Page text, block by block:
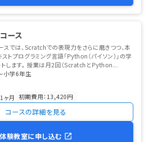
ース
スでは、Scratchでの表現力をさらに磨きつつ、本
トプログラミング言語「Python（パイソン）」の学
します。 授業は月2回（ScratchとPython...
小学6年生
ヶ月 初期費用：13,420円
コースの詳細を見る
体験教室に申し込む